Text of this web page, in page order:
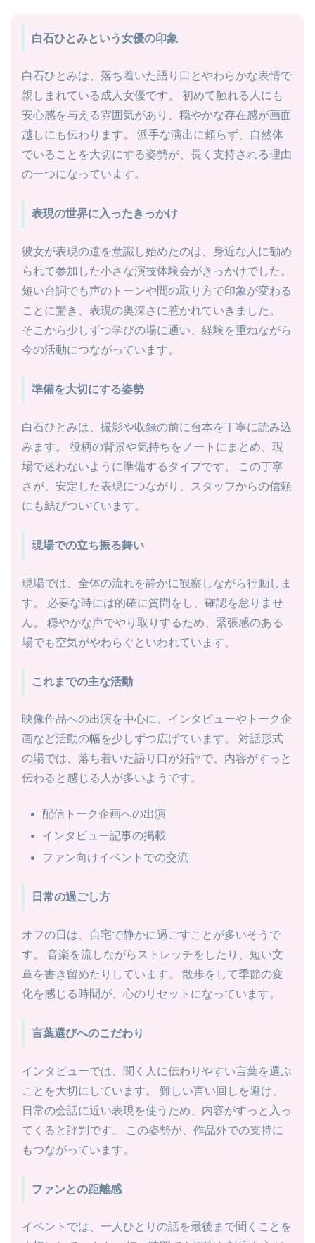
白石ひとみという女優の印象
白石ひとみは、落ち着いた語り口とやわらかな表情で
親しまれている成人女優です。 初めて触れる人にも
安心感を与える雰囲気があり、穏やかな存在感が画面
越しにも伝わります。 派手な演出に頼らず、自然体
でいることを大切にする姿勢が、長く支持される理由
の一つになっています。
表現の世界に入ったきっかけ
彼女が表現の道を意識し始めたのは、身近な人に勧め
られて参加した小さな演技体験会がきっかけでした。
短い台詞でも声のトーンや間の取り方で印象が変わる
ことに驚き、表現の奥深さに惹かれていきました。
そこから少しずつ学びの場に通い、経験を重ねながら
今の活動につながっています。
準備を大切にする姿勢
白石ひとみは、撮影や収録の前に台本を丁寧に読み込
みます。 役柄の背景や気持ちをノートにまとめ、現
場で迷わないように準備するタイプです。 この丁寧
さが、安定した表現につながり、スタッフからの信頼
にも結びついています。
現場での立ち振る舞い
現場では、全体の流れを静かに観察しながら行動しま
す。 必要な時には的確に質問をし、確認を怠りませ
ん。 穏やかな声でやり取りするため、緊張感のある
場でも空気がやわらぐといわれています。
これまでの主な活動
映像作品への出演を中心に、インタビューやトーク企
画など活動の幅を少しずつ広げています。 対話形式
の場では、落ち着いた語り口が好評で、内容がすっと
伝わると感じる人が多いようです。
配信トーク企画への出演
インタビュー記事の掲載
ファン向けイベントでの交流
日常の過ごし方
オフの日は、自宅で静かに過ごすことが多いそうで
す。 音楽を流しながらストレッチをしたり、短い文
章を書き留めたりしています。 散歩をして季節の変
化を感じる時間が、心のリセットになっています。
言葉選びへのこだわり
インタビューでは、聞く人に伝わりやすい言葉を選ぶ
ことを大切にしています。 難しい言い回しを避け、
日常の会話に近い表現を使うため、内容がすっと入っ
てくると評判です。 この姿勢が、作品外での支持に
もつながっています。
ファンとの距離感
イベントでは、一人ひとりの話を最後まで聞くことを